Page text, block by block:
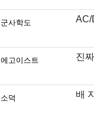
군사학도 AC/
에고이스트 진
소덕 배